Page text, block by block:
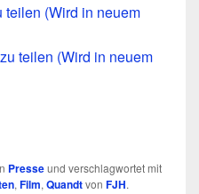
teilen (Wird in neuem
teilen (Wird in neuem
Presseund verschlagwortet mit
, Film, Quandtvon FJH.